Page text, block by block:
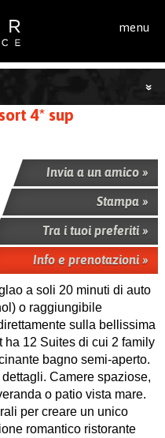
menu
4* sup
Invia a un amico »
Stampa »
Tra i tuoi preferiti »
Info e prenotazioni »
a soli 20 minuti di auto
o raggiungibile
sulla bellissima
12 Suites di cui 2 family
bagno semi-aperto.
Camere spaziose,
o patio vista mare.
per creare un unico
romantico ristorante